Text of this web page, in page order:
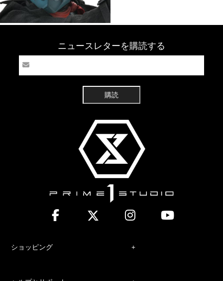
ニュースレターを購読する
購読
ショッピング